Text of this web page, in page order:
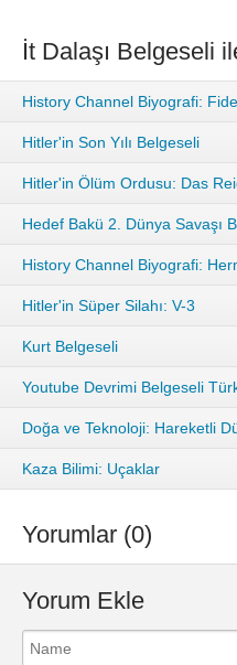
İt Dalaşı Belgeseli
History Channel Biyografi:
Hitler'in Son Yılı Belgeseli
Hitler'in Ölüm Ordusu: Das
Hedef Bakü 2. Dünya Savaşı
History Channel Biyografi:
Hitler'in Süper Silahı: V-3
Kurt Belgeseli
Youtube Devrimi Belgeseli
Doğa ve Teknoloji: Hareketli
Kaza Bilimi: Uçaklar
Yorumlar (0)
Yorum Ekle